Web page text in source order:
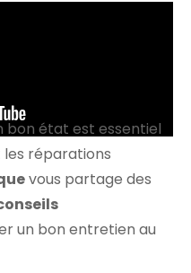
bon état est essentiel
réparations
vous partage des
un bon entretien au